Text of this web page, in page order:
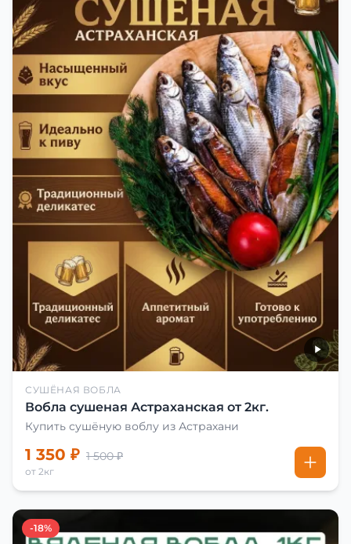
СУШЁНАЯ ВОБЛА
Вобла сушеная Астраханская от 2кг.
Купить сушёную воблу из Астрахани
1 350 ₽ 1 500 ₽
от 2кг
-18%